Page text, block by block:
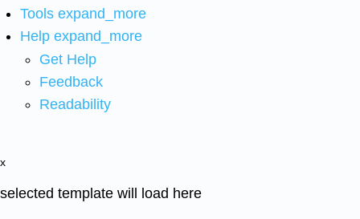
Tools expand_more
Help expand_more
Get Help
Feedback
Readability
x
selected template will load here